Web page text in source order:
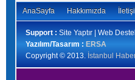
AnaSayfa Hakkımızda
Support : Site Yaptır | Web
Yazılım/Tasarım : ERSA
Copyright © 2013. İstanbul